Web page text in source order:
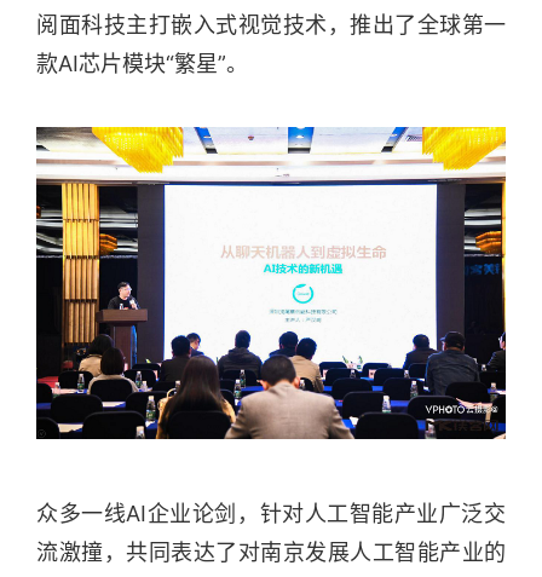
阅面科技主打嵌入式视觉技术，推出了全球第一
款AI芯片模块“繁星”。
众多一线AI企业论剑，针对人工智能产业广泛交
流激撞，共同表达了对南京发展人工智能产业的